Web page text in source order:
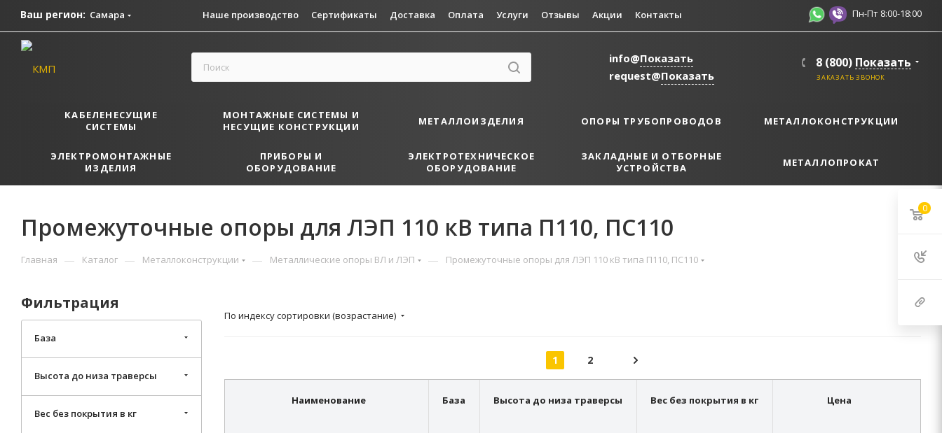
Ваш регион: Самара Наше производство Сертификаты Доставка Оплата Услуги Отзывы Акции Контакты Пн-Пт 8:00-18:00
info@Показать
request@Показать
8 (800) Показать
ЗАКАЗАТЬ ЗВОНОК
КАБЕЛЕНЕСУЩИЕ
СИСТЕМЫ
МОНТАЖНЫЕ СИСТЕМЫ И
НЕСУЩИЕ КОНСТРУКЦИИ
МЕТАЛЛОИЗДЕЛИЯ ОПОРЫ ТРУБОПРОВОДОВ МЕТАЛЛОКОНСТРУКЦИИ
ЭЛЕКТРОМОНТАЖНЫЕ
ИЗДЕЛИЯ
ПРИБОРЫ И
ОБОРУДОВАНИЕ
ЭЛЕКТРОТЕХНИЧЕСКОЕ
ОБОРУДОВАНИЕ
ЗАКЛАДНЫЕ И ОТБОРНЫЕ
УСТРОЙСТВА
МЕТАЛЛОПРОКАТ
Промежуточные опоры для ЛЭП 110 кВ типа П110, ПС110
Главная — Каталог — Металлоконструкции — Металлические опоры ВЛ и ЛЭП — Промежуточные опоры для ЛЭП 110 кВ типа П110, ПС110
По индексу сортировки (возрастание)
1 2
Наименование База Высота до низа траверсы Вес без покрытия в кг Цена
Фильтрация
База
Высота до низа траверсы
Вес без покрытия в кг
0